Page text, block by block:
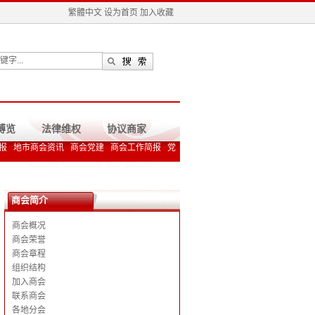
繁體中文 设为首页 加入收藏
览 法律维权 协议商家
地市商会资讯 商会党建 商会工作简报 党
商会简介
商会概况
商会荣誉
商会章程
组织结构
加入商会
联系商会
各地分会